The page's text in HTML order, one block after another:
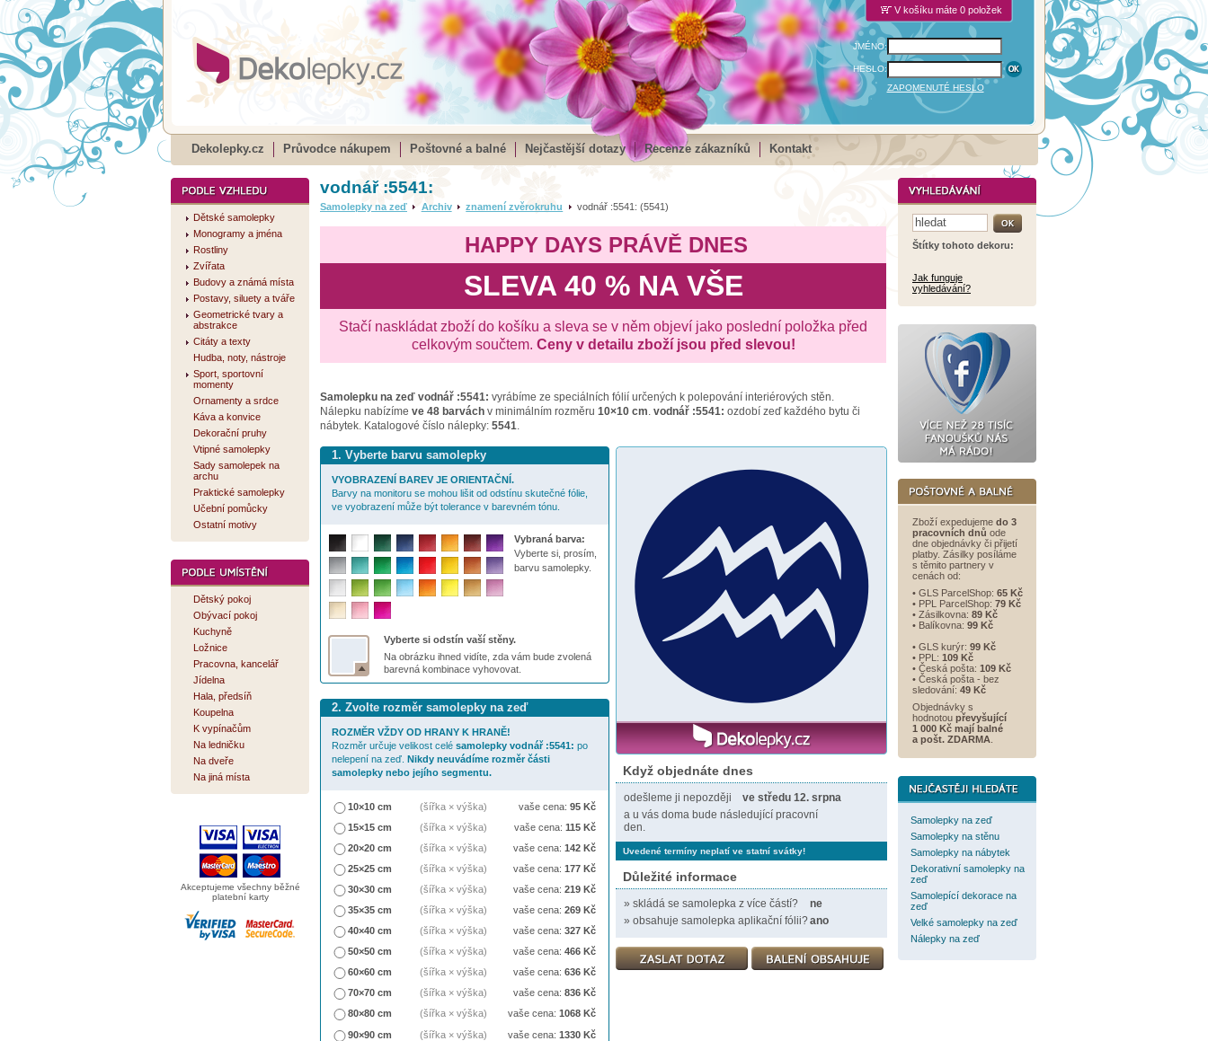
V košíku máte 0 položek
JMÉNO:
HESLO:
ZAPOMENUTÉ HESLO
Dekolepky.cz Průvodce nákupem Poštovné a balné Nejčastější dotazy Recenze zákazníků Kontakt
Dětské samolepky
Monogramy a jména
Rostliny
Zvířata
Budovy a známá místa
Postavy, siluety a tváře
Geometrické tvary a
abstrakce
Citáty a texty
Hudba, noty, nástroje
Sport, sportovní
momenty
Ornamenty a srdce
Káva a konvice
Dekorační pruhy
Vtipné samolepky
Sady samolepek na
archu
Praktické samolepky
Učební pomůcky
Ostatní motivy
Dětský pokoj
Obývací pokoj
Kuchyně
Ložnice
Pracovna, kancelář
Jídelna
Hala, předsíň
Koupelna
K vypínačům
Na ledničku
Na dveře
Na jiná místa
Akceptujeme všechny běžné
platební karty
vodnář :5541:
Samolepky na zeď Archiv znamení zvěrokruhu vodnář :5541: (5541)
HAPPY DAYS PRÁVĚ DNES
SLEVA 40 % NA VŠE
Stačí naskládat zboží do košíku a sleva se v něm objeví jako poslední položka před
celkovým součtem. Ceny v detailu zboží jsou před slevou!
Samolepku na zeď vodnář :5541: vyrábíme ze speciálních fólií určených k polepování interiérových stěn.
Nálepku nabízíme ve 48 barvách v minimálním rozměru 10×10 cm. vodnář :5541: ozdobí zeď každého bytu či
nábytek. Katalogové číslo nálepky: 5541.
Když objednáte dnes
odešleme ji nepozději
ve středu 12. srpna
a u vás doma bude následující pracovní
den.
Uvedené termíny neplatí ve statní svátky!
Důležité informace
» skládá se samolepka z více částí?
ne
» obsahuje samolepka aplikační fólii?ano
1. Vyberte barvu samolepky
VYOBRAZENÍ BAREV JE ORIENTAČNÍ.
Barvy na monitoru se mohou lišit od odstínu skutečné fólie,
ve vyobrazení může být tolerance v barevném tónu.
Vybraná barva:
Vyberte si, prosím,
barvu samolepky.
Vyberte si odstín vaší stěny.
Na obrázku ihned vidíte, zda vám bude zvolená
barevná kombinace vyhovovat.
2. Zvolte rozměr samolepky na zeď
ROZMĚR VŽDY OD HRANY K HRANĚ!
Rozměr určuje velikost celé samolepky vodnář :5541: po
nelepení na zeď. Nikdy neuvádíme rozměr části
samolepky nebo jejího segmentu.
10×10 cm (šířka × výška) vaše cena: 95 Kč
15×15 cm
(šířka × výška) vaše cena: 115 Kč
20×20 cm
(šířka × výška) vaše cena: 142 Kč
25×25 cm
(šířka × výška) vaše cena: 177 Kč
30×30 cm
(šířka × výška) vaše cena: 219 Kč
35×35 cm
(šířka × výška) vaše cena: 269 Kč
40×40 cm
(šířka × výška) vaše cena: 327 Kč
50×50 cm
(šířka × výška) vaše cena: 466 Kč
60×60 cm
(šířka × výška) vaše cena: 636 Kč
70×70 cm
(šířka × výška) vaše cena: 836 Kč
80×80 cm
(šířka × výška) vaše cena: 1068 Kč
90×90 cm
(šířka × výška) vaše cena: 1330 Kč
Štítky tohoto dekoru:
Jak funguje
vyhledávání?
Zboží expedujeme do 3
pracovních dnů ode
dne objednávky či přijetí
platby. Zásilky posíláme
s těmito partnery v
cenách od:
• GLS ParcelShop: 65 Kč
• PPL ParcelShop: 79 Kč
• Zásilkovna: 89 Kč
• Balíkovna: 99 Kč
• GLS kurýr: 99 Kč
• PPL: 109 Kč
• Česká pošta: 109 Kč
• Česká pošta - bez
sledování: 49 Kč
Objednávky s
hodnotou převyšující
1 000 Kč mají balné
a pošt. ZDARMA
Samolepky na zeď
Samolepky na stěnu
Samolepky na nábytek
Dekorativní samolepky na
zeď
Samolepící dekorace na
zeď
Velké samolepky na zeď
Nálepky na zeď